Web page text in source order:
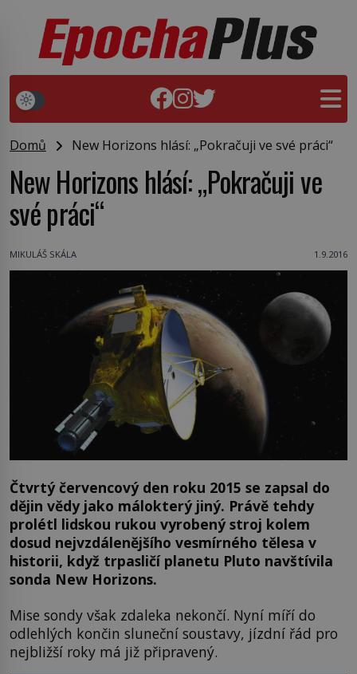
Domů New Horizons hlásí: „Pokračuji ve své práci“
New Horizons hlásí: „Pokračuji ve
své práci“
MIKULÁŠ SKÁLA 1.9.2016
Čtvrtý červencový den roku 2015 se zapsal do
dějin vědy jako málokterý jiný. Právě tehdy
prolétl lidskou rukou vyrobený stroj kolem
dosud nejvzdálenějšího vesmírného tělesa v
historii, když trpasličí planetu Pluto navštívila
sonda New Horizons.
Mise sondy však zdaleka nekončí. Nyní míří do
odlehlých končin sluneční soustavy, jízdní řád pro
nejbližší roky má již připravený.